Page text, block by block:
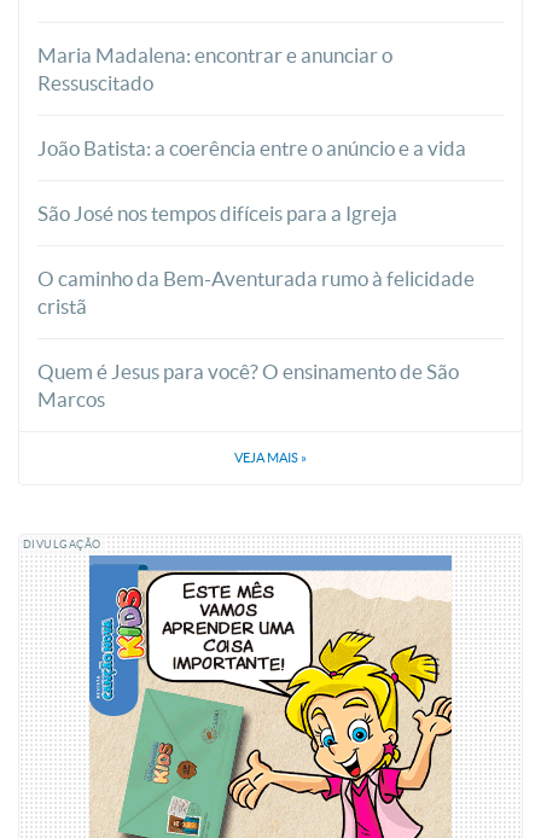
Maria Madalena: encontrar e anunciar o
Ressuscitado
João Batista: a coerência entre o anúncio e a vida
São José nos tempos difíceis para a Igreja
O caminho da Bem-Aventurada rumo à felicidade
cristã
Quem é Jesus para você? O ensinamento de São
Marcos
VEJA MAIS »
DIVULGAÇÃO